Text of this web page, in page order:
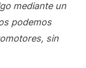
mediante un
podemos
sin